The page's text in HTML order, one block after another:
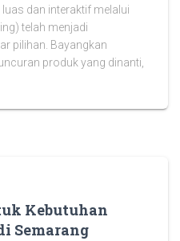
dan interaktif melalui
telah menjadi
pilihan. Bayangkan
produk yang dinanti,
Kebutuhan
Semarang